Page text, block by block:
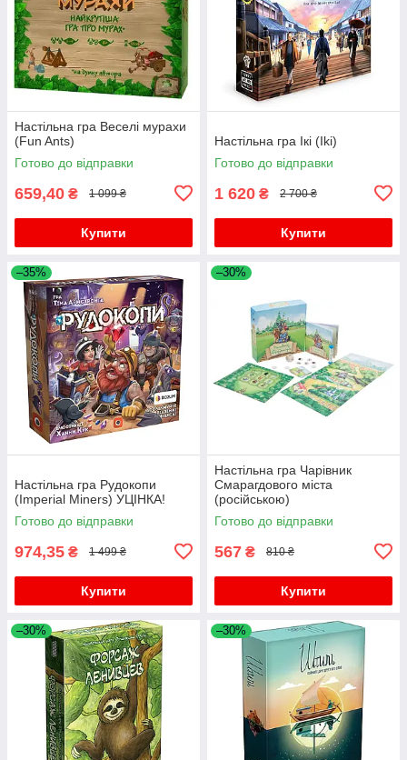
Настільна гра Веселі мурахи
(Fun Ants)
Готово до відправки
659,40 ₴ 1 099 ₴
Купити
Настільна гра Ікі (Iki)
Готово до відправки
1 620 ₴ 2 700 ₴
Купити
–35%
Настільна гра Рудокопи
(Imperial Miners) УЦІНКА!
Готово до відправки
974,35 ₴ 1 499 ₴
Купити
–30%
Настільна гра Чарівник
Смарагдового міста
(російською)
Готово до відправки
567 ₴ 810 ₴
Купити
–30% –30%